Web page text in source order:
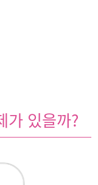
가 있을까?